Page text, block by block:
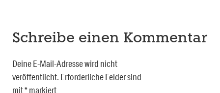
Schreibe einen Kommentar
Deine E-Mail-Adresse wird nicht
veröffentlicht. Erforderliche Felder sind
mit*markiert